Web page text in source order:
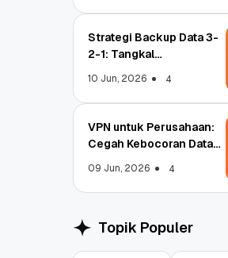
Strategi Backup Data 3-
2-1: Tangkal
10 Jun, 2026 4
VPN untuk Perusahaan:
Cegah Kebocoran Data
09 Jun, 2026 4
Topik Populer